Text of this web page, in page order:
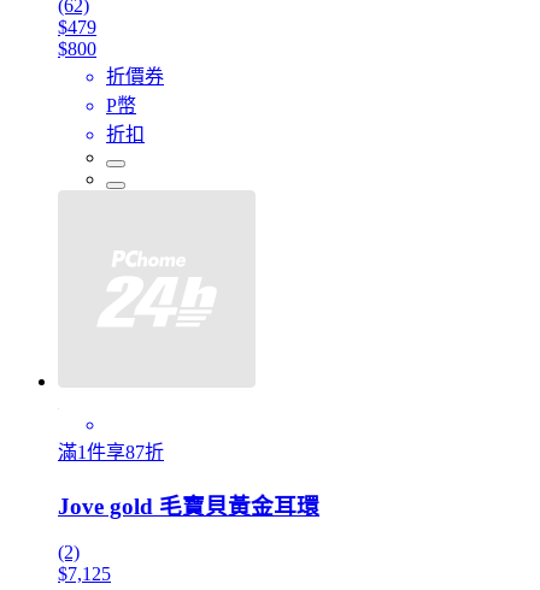
(62)
$479
$800
折價券
P幣
折扣
滿1件享87折
Jove gold 毛寶貝黃金耳環
(2)
$7,125